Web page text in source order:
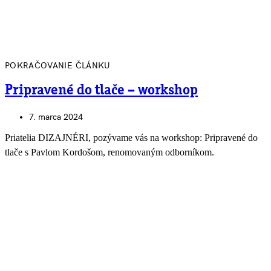
POKRAČOVANIE ČLÁNKU
Pripravené do tlače – workshop
7. marca 2024
Priatelia DIZAJNÉRI, pozývame vás na workshop: Pripravené do
tlače s Pavlom Kordošom, renomovaným odborníkom.